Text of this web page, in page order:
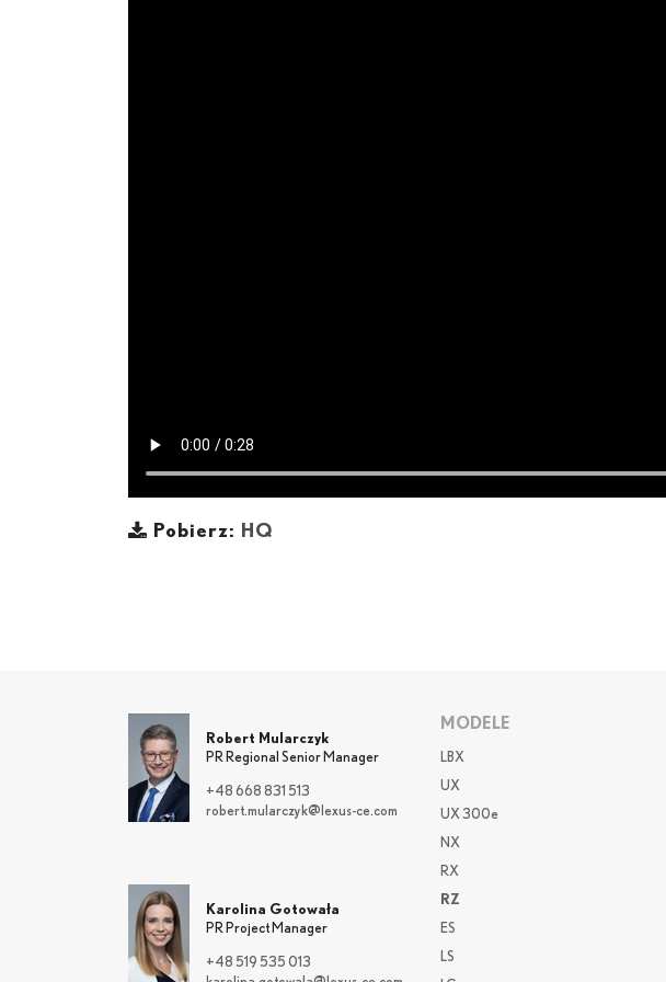
Pobierz: HQ
Robert Mularczyk
PR Regional Senior Manager
+48 668 831 513
robert.mularczyk@lexus-ce.com
Karolina Gotowała
PR Project Manager
+48 519 535 013
MODELE
LBX
UX
UX 300e
NX
RX
RZ
ES
LS